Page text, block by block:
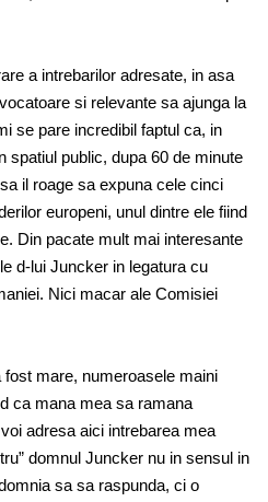
a intrebarilor adresate, in asa
si relevante sa ajunga la
se pare incredibil faptul ca, in
spatiul public, dupa 60 de minute
il roage sa expuna cele cinci
europeni, unul dintre ele fiind
Din pacate mult mai interesante
d-lui Juncker in legatura cu
Nici macar ale Comisiei
mare, numeroasele maini
ca mana mea sa ramana
adresa aici intrebarea mea
domnul Juncker nu in sensul in
sa sa raspunda, ci o